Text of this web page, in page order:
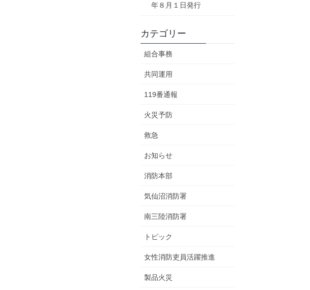
年８月１日発行
カテゴリー
組合事務
共同運用
119番通報
火災予防
救急
お知らせ
消防本部
気仙沼消防署
南三陸消防署
トピック
女性消防吏員活躍推進
製品火災